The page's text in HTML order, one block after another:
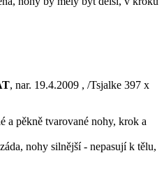
, nar. 19.4.2009 , /Tsjalke 397 x
a pěkně tvarované nohy, krok a
nohy silnější - nepasují k tělu,